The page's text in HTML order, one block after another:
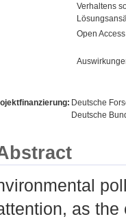
Verhaltens
Open
Deutsche
Deutsche
as